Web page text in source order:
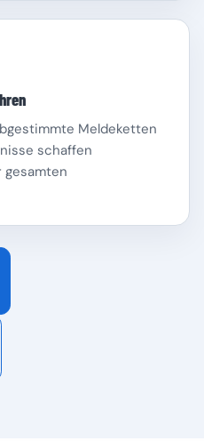
Meldeketten
schaffen
gesamten